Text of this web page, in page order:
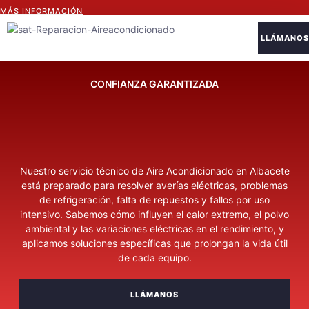
MÁS INFORMACIÓN
LLÁMANOS
CONFIANZA GARANTIZADA
Nuestro servicio técnico de Aire Acondicionado en Albacete
está preparado para resolver averías eléctricas, problemas
de refrigeración, falta de repuestos y fallos por uso
intensivo. Sabemos cómo influyen el calor extremo, el polvo
ambiental y las variaciones eléctricas en el rendimiento, y
aplicamos soluciones específicas que prolongan la vida útil
de cada equipo.
LLÁMANOS